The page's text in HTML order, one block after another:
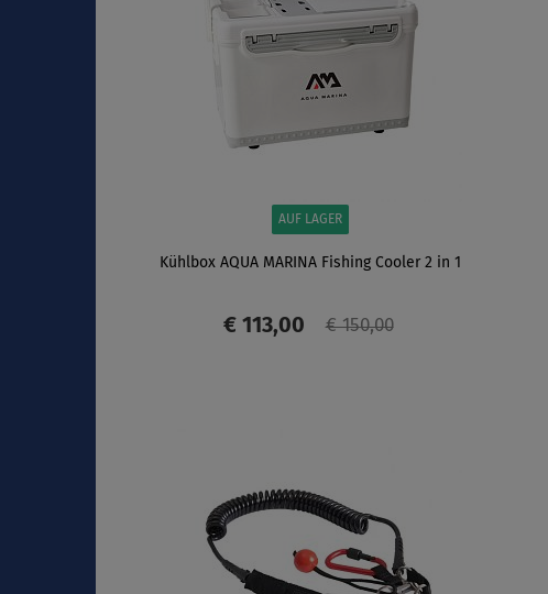
AUF LAGER
Kühlbox AQUA MARINA Fishing Cooler 2 in 1
€ 113,00 € 150,00